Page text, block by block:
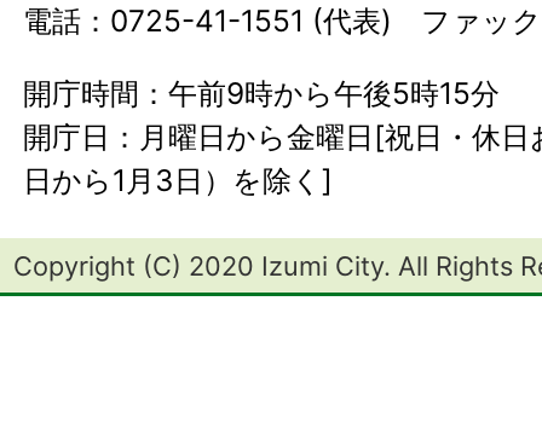
電話：0725-41-1551 (代表) ファッ
開庁時間：午前9時から午後5時15分
開庁日：月曜日から金曜日[祝日・休
日から1月3日）を除く]
Copyright (C) 2020 Izumi City. All Rights